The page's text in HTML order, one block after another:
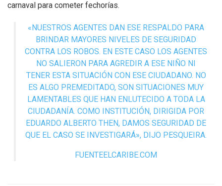
carnaval para cometer fechorías.
«NUESTROS AGENTES DAN ESE RESPALDO PARA
BRINDAR MAYORES NIVELES DE SEGURIDAD
CONTRA LOS ROBOS. EN ESTE CASO LOS AGENTES
NO SALIERON PARA AGREDIR A ESE NIÑO NI
TENER ESTA SITUACIÓN CON ESE CIUDADANO. NO
ES ALGO PREMEDITADO, SON SITUACIONES MUY
LAMENTABLES QUE HAN ENLUTECIDO A TODA LA
CIUDADANÍA. COMO INSTITUCIÓN, DIRIGIDA POR
EDUARDO ALBERTO THEN, DAMOS SEGURIDAD DE
QUE EL CASO SE INVESTIGARÁ», DIJO PESQUEIRA.
FUENTEELCARIBE.COM